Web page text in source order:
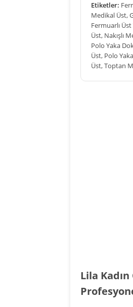
Etiketler:
Medikal Üst,
Fermuarlı
Üst, Nakışlı
Polo Yaka
Üst, Polo
Üst,Toptan
Lila